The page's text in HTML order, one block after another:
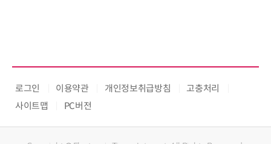
로그인 이용약관 개인정보취급방침
고충처리
사이트맵
PC버전